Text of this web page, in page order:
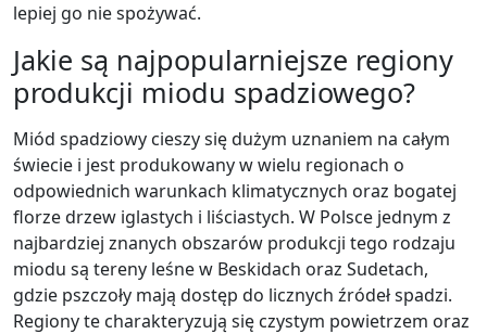
lepiej go nie spożywać.
Jakie są najpopularniejsze regiony
produkcji miodu spadziowego?
Miód spadziowy cieszy się dużym uznaniem na całym
świecie i jest produkowany w wielu regionach o
odpowiednich warunkach klimatycznych oraz bogatej
florze drzew iglastych i liściastych. W Polsce jednym z
najbardziej znanych obszarów produkcji tego rodzaju
miodu są tereny leśne w Beskidach oraz Sudetach,
gdzie pszczoły mają dostęp do licznych źródeł spadzi.
Regiony te charakteryzują się czystym powietrzem oraz